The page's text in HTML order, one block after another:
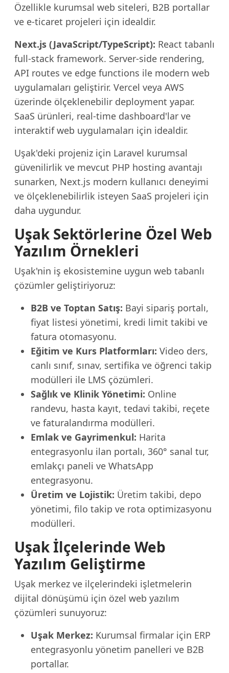
Özellikle kurumsal web siteleri, B2B portallar
ve e-ticaret projeleri için idealdir.
Next.js (JavaScript/TypeScript): React tabanlı
full-stack framework. Server-side rendering,
API routes ve edge functions ile modern web
uygulamaları geliştirir. Vercel veya AWS
üzerinde ölçeklenebilir deployment yapar.
SaaS ürünleri, real-time dashboard'lar ve
interaktif web uygulamaları için idealdir.
Uşak'deki projeniz için Laravel kurumsal
güvenilirlik ve mevcut PHP hosting avantajı
sunarken, Next.js modern kullanıcı deneyimi
ve ölçeklenebilirlik isteyen SaaS projeleri için
daha uygundur.
Uşak Sektörlerine Özel Web
Yazılım Örnekleri
Uşak'nin iş ekosistemine uygun web tabanlı
çözümler geliştiriyoruz:
B2B ve Toptan Satış: Bayi sipariş portalı,
fiyat listesi yönetimi, kredi limit takibi ve
fatura otomasyonu.
Eğitim ve Kurs Platformları: Video ders,
canlı sınıf, sınav, sertifika ve öğrenci takip
modülleri ile LMS çözümleri.
Sağlık ve Klinik Yönetimi: Online
randevu, hasta kayıt, tedavi takibi, reçete
ve faturalandırma modülleri.
Emlak ve Gayrimenkul: Harita
entegrasyonlu ilan portalı, 360° sanal tur,
emlakçı paneli ve WhatsApp
entegrasyonu.
Üretim ve Lojistik: Üretim takibi, depo
yönetimi, filo takip ve rota optimizasyonu
modülleri.
Uşak İlçelerinde Web
Yazılım Geliştirme
Uşak merkez ve ilçelerindeki işletmelerin
dijital dönüşümü için özel web yazılım
çözümleri sunuyoruz:
Uşak Merkez: Kurumsal firmalar için ERP
entegrasyonlu yönetim panelleri ve B2B
portallar.